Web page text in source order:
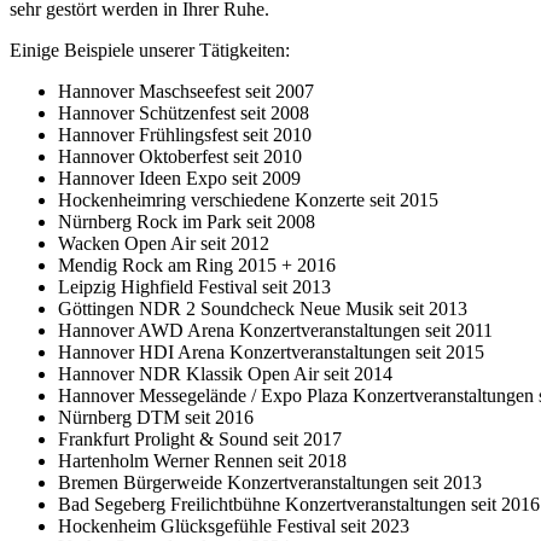
sehr gestört werden in Ihrer Ruhe.
Einige Beispiele unserer Tätigkeiten:
Hannover Maschseefest seit 2007
Hannover Schützenfest seit 2008
Hannover Frühlingsfest seit 2010
Hannover Oktoberfest seit 2010
Hannover Ideen Expo seit 2009
Hockenheimring verschiedene Konzerte seit 2015
Nürnberg Rock im Park seit 2008
Wacken Open Air seit 2012
Mendig Rock am Ring 2015 + 2016
Leipzig Highfield Festival seit 2013
Göttingen NDR 2 Soundcheck Neue Musik seit 2013
Hannover AWD Arena Konzertveranstaltungen seit 2011
Hannover HDI Arena Konzertveranstaltungen seit 2015
Hannover NDR Klassik Open Air seit 2014
Hannover Messegelände / Expo Plaza Konzertveranstaltungen
Nürnberg DTM seit 2016
Frankfurt Prolight & Sound seit 2017
Hartenholm Werner Rennen seit 2018
Bremen Bürgerweide Konzertveranstaltungen seit 2013
Bad Segeberg Freilichtbühne Konzertveranstaltungen seit 2016
Hockenheim Glücksgefühle Festival seit 2023